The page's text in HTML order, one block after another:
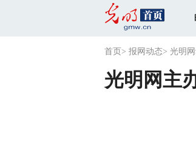
首页 > 报网动态> 光明
光明网主